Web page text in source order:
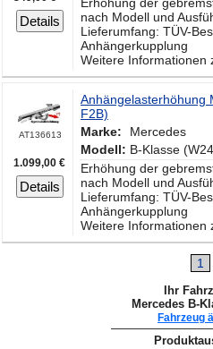
Details
Erhöhung der
nach Modell und
Lieferumfang: TÜV-
Anhängerkupplung
Weitere Informationen
AT136613
1.099,00 €
Details
Anhängelasterhöhung
F2B)
Marke:
Mercedes
Modell: B-Klasse
Erhöhung der
nach Modell und
Lieferumfang: TÜV-
Anhängerkupplung
Weitere Informationen
1
Ihr
Mercedes B-
Fahrzeug